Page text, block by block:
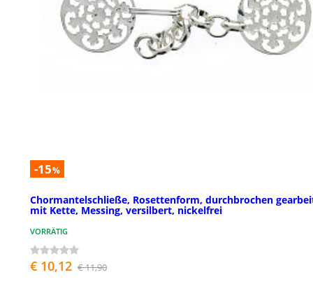
-15%
Chormantelschließe, Rosettenform, durchbrochen
mit Kette, Messing, versilbert, nickelfrei
VORRÄTIG
€ 10,12 € 11,90